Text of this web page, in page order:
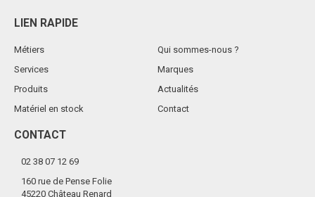
LIEN RAPIDE
Métiers
Services
Produits
Matériel en stock
Qui sommes-nous ?
Marques
Actualités
Contact
CONTACT
02 38 07 12 69
160 rue de Pense Folie
45220 Château Renard